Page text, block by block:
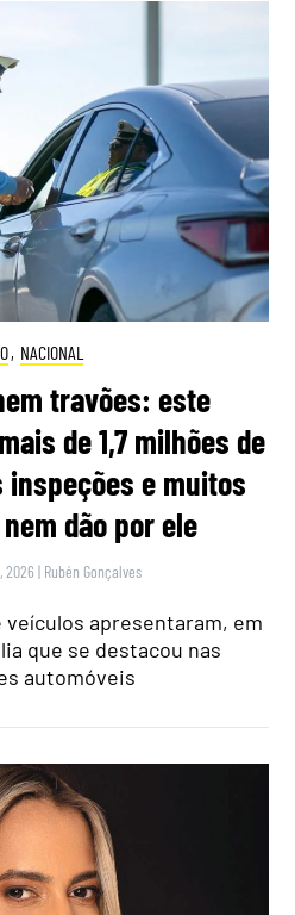
, NACIONAL
travões: este
de 1,7 milhões de
e muitos
dão por ele
2026 | Rubén Gonçalves
veículos apresentaram, em
que se destacou nas
automóveis